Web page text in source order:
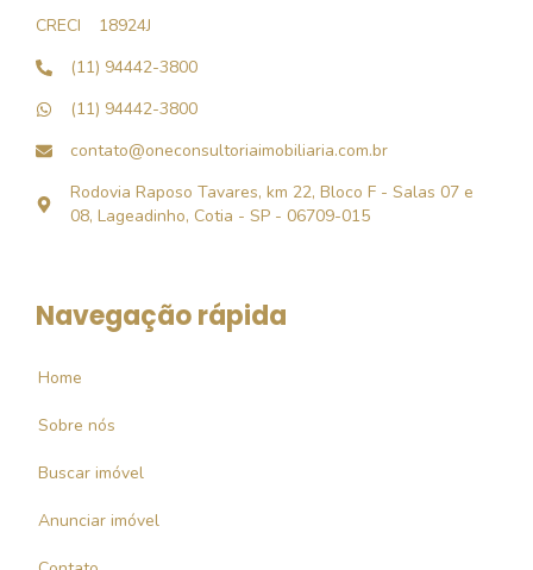
CRECI
18924J
(11) 94442-3800
(11) 94442-3800
contato@oneconsultoriaimobiliaria.com.br
Rodovia Raposo Tavares, km 22, Bloco F - Salas 07 e
08, Lageadinho, Cotia - SP - 06709-015
Navegação rápida
Home
Sobre nós
Buscar imóvel
Anunciar imóvel